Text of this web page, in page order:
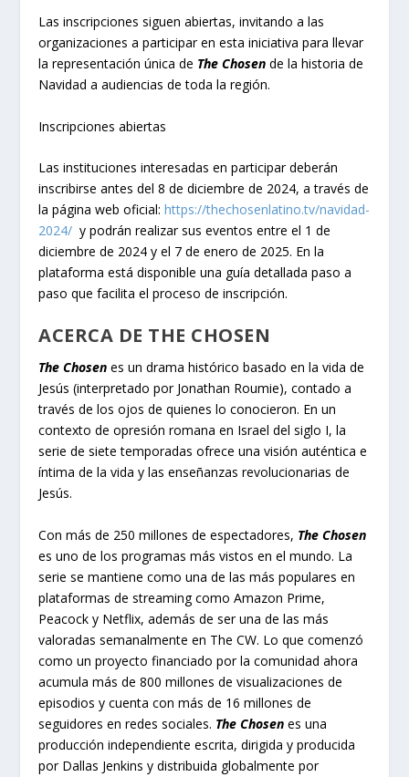
Las inscripciones siguen abiertas, invitando a las
organizaciones a participar en esta iniciativa para llevar
la representación única de The Chosen de la historia de
Navidad a audiencias de toda la región.
Inscripciones abiertas
Las instituciones interesadas en participar deberán
inscribirse antes del 8 de diciembre de 2024, a través de
la página web oficial:https://thechosenlatino.tv/navidad-
2024/ y podrán realizar sus eventos entre el 1 de
diciembre de 2024 y el 7 de enero de 2025. En la
plataforma está disponible una guía detallada paso a
paso que facilita el proceso de inscripción.
ACERCA DE THE CHOSEN
The Chosen es un drama histórico basado en la vida de
Jesús (interpretado por Jonathan Roumie), contado a
través de los ojos de quienes lo conocieron. En un
contexto de opresión romana en Israel del siglo I, la
serie de siete temporadas ofrece una visión auténtica e
íntima de la vida y las enseñanzas revolucionarias de
Jesús.
Con más de 250 millones de espectadores, The Chosen
es uno de los programas más vistos en el mundo. La
serie se mantiene como una de las más populares en
plataformas de streaming como Amazon Prime,
Peacock y Netflix, además de ser una de las más
valoradas semanalmente en The CW. Lo que comenzó
como un proyecto financiado por la comunidad ahora
acumula más de 800 millones de visualizaciones de
episodios y cuenta con más de 16 millones de
seguidores en redes sociales. The Chosen es una
producción independiente escrita, dirigida y producida
por Dallas Jenkins y distribuida globalmente por